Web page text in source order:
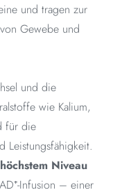
und tragen zur
Gewebe und
und die
wie Kalium,
für die
Leistungsfähigkeit.
Niveau
Infusion – einer